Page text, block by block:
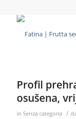
Profil
osušena,
in Senza categoria /